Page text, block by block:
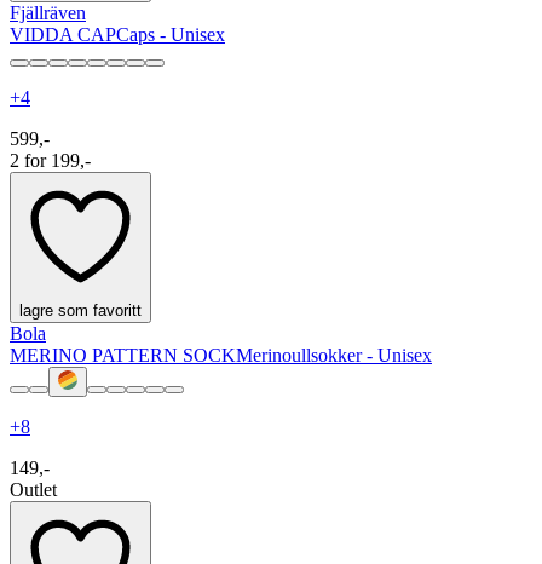
Fjällräven
VIDDA CAPCaps - Unisex
+4
599,-
2 for 199,-
lagre som favoritt
Bola
MERINO PATTERN SOCKMerinoullsokker - Unisex
+8
149,-
Outlet